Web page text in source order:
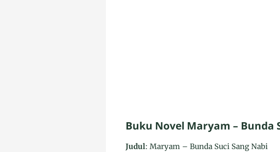
Buku Novel Maryam – Bunda
Judul: Maryam – Bunda Suci Sang Nabi